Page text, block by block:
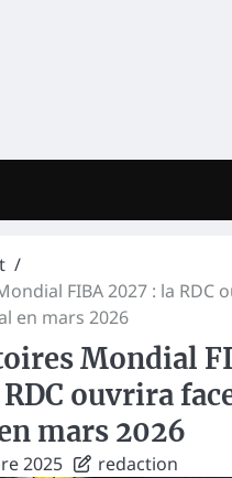
FIBA 2027 : la RDC
en mars 2026
Mondial
ouvrira
mars 2026
2025 redaction